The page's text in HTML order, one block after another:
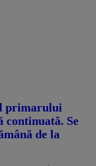
primarului
continuată. Se
de la